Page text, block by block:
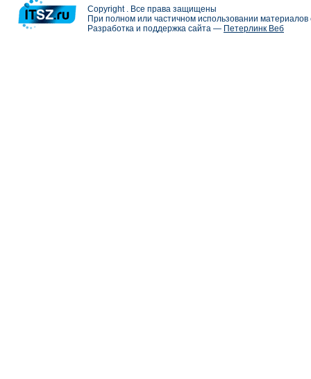
Copyright . Все права защищены
При полном или частичном использовании
Разработка и поддержка сайта — Петерлинк Веб